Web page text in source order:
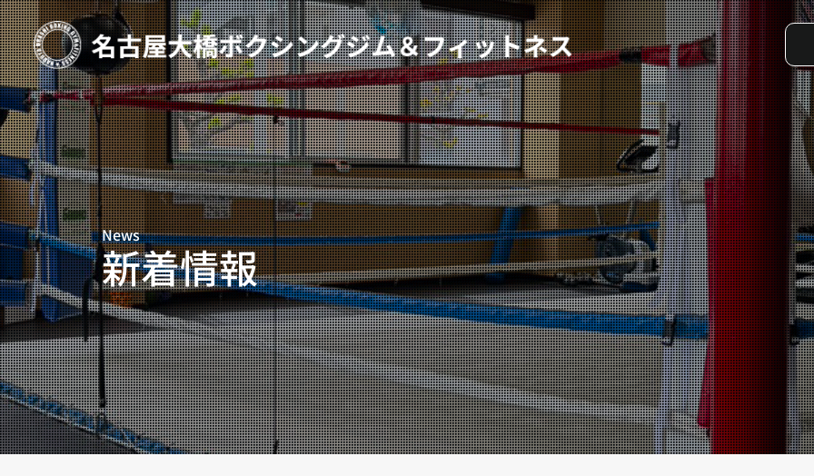
TOP
新着情報
ご予約
プライベートコース予約
レンタルスタジオ予約
名古屋大橋ボクシングジムについて
大橋弘政プロフィール
スタッフ紹介
料金案内
設備紹介
アクセス
実戦コース
料金システム
選手紹介
よくある質問
News
新着情報